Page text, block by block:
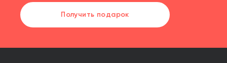
Получить подарок